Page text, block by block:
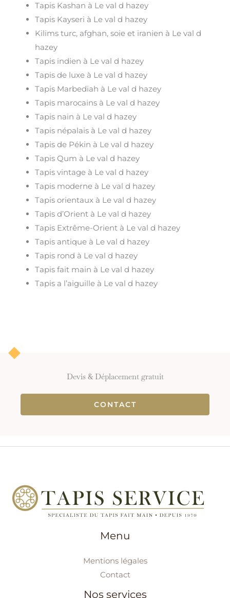
Tapis Kashan à Le val d hazey
Tapis Kayseri à Le val d hazey
Kilims turc, afghan, soie et iranien à Le val d
hazey
Tapis indien à Le val d hazey
Tapis de luxe à Le val d hazey
Tapis Marbediah à Le val d hazey
Tapis marocains à Le val d hazey
Tapis nain à Le val d hazey
Tapis népalais à Le val d hazey
Tapis de Pékin à Le val d hazey
Tapis Qum à Le val d hazey
Tapis vintage à Le val d hazey
Tapis moderne à Le val d hazey
Tapis orientaux à Le val d hazey
Tapis d’Orient à Le val d hazey
Tapis Extrême-Orient à Le val d hazey
Tapis antique à Le val d hazey
Tapis rond à Le val d hazey
Tapis fait main à Le val d hazey
Tapis a l’aiguille à Le val d hazey
Devis & Déplacement gratuit
CONTACT
Menu
Mentions légales
Contact
Nos services